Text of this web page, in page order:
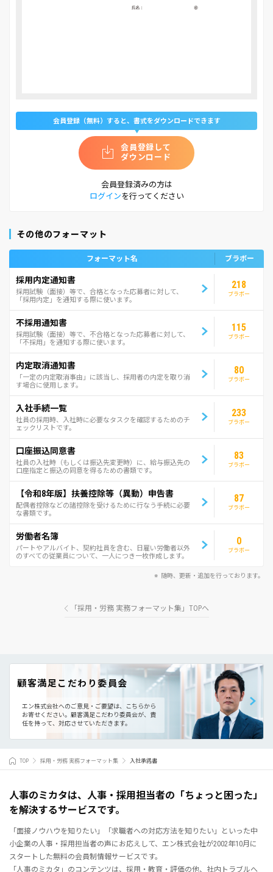
会員登録（無料）すると、書式をダウンロードできます
会員登録して
ダウンロード
会員登録済みの方は
ログインを行ってください
その他のフォーマット
フォーマット名 ブラボー
採用内定通知書
採用試験（面接）等で、合格となった応募者に対して、
「採用内定」を通知する際に使います。
218
ブラボー
不採用通知書
採用試験（面接）等で、不合格となった応募者に対して、
「不採用」を通知する際に使います。
115
ブラボー
内定取消通知書
「一定の内定取消事由」に該当し、採用者の内定を取り消
す場合に使用します。
80
ブラボー
入社手続一覧
社員の採用時、入社時に必要なタスクを確認するためのチ
ェックリストです。
233
ブラボー
口座振込同意書
社員の入社時（もしくは振込先変更時）に、給与振込先の
口座指定と振込の同意を得るための書類です。
83
ブラボー
【令和8年版】扶養控除等（異動）申告書
配偶者控除などの諸控除を受けるために行なう手続に必要
な書類です。
87
ブラボー
労働者名簿
パートやアルバイト、契約社員を含む、日雇い労働者以外
のすべての従業員について、一人につき一枚作成します。
0
ブラボー
随時、更新・追加を行っております。
「採用・労務 実務フォーマット集」TOPへ
顧客満足こだわり委員会
エン株式会社へのご意見・ご要望は、こちらから
お寄せください。 顧客満足こだわり委員会が、責
任を持って、対応させていただきます。
TOP 採用・労務 実務フォーマット集 入社承諾書
人事のミカタは、人事・採用担当者の「ちょっと困った」
を解決するサービスです。
「面接ノウハウを知りたい」「求職者への対応方法を知りたい」といった中
小企業の人事・採用担当者の声にお応えして、エン株式会社が2002年10月に
スタートした無料の会員制情報サービスです。
「人事のミカタ」のコンテンツは、採用・教育・評価の他、社内トラブルへ